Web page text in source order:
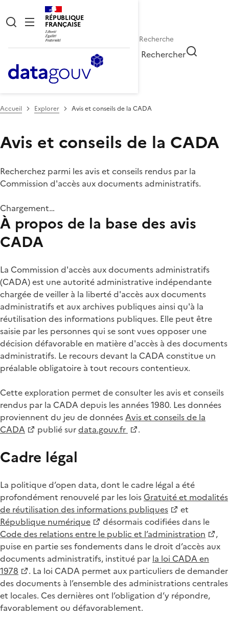
RÉPUBLIQUE
FRANÇAISE
Rechercher
Accueil Explorer Avis et conseils de la CADA
Avis et conseils de la CADA
Recherchez parmi les avis et conseils rendus par la
Commission d'accès aux documents administratifs.
Chargement…
À propos de la base des avis
CADA
La Commission d'accès aux documents administratifs
(CADA) est une autorité administrative indépendante
chargée de veiller à la liberté d'accès aux documents
administratifs et aux archives publiques ainsi qu'à la
réutilisation des informations publiques. Elle peut être
saisie par les personnes qui se sont vues opposer une
décision défavorable en matière d'accès à des documents
administratifs. Le recours devant la CADA constitue un
préalable obligatoire à tout recours contentieux.
Cette exploration permet de consulter les avis et conseils
rendus par la CADA depuis les années 1980. Les données
proviennent du jeu de donnéesAvis et conseils de la
CADA
publié surdata.gouv.fr .
Cadre légal
La politique d’open data, dont le cadre légal a été
profondément renouvelé par les loisGratuité et modalités
de réutilisation des informations publiques
et
République numérique
désormais codifiées dans le
Code des relations entre le public et l’administration
,
puise en partie ses fondements dans le droit d’accès aux
documents administratifs, institué par la loi CADA en
1978
. La loi CADA permet aux particuliers de demander
des documents à l’ensemble des administrations centrales
et locales. Ces dernières ont l’obligation d’y répondre,
favorablement ou défavorablement.